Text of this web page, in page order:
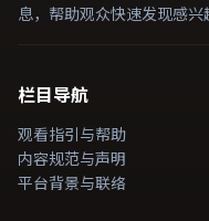
息，帮助观众快速发现感兴
栏目导航
观看指引与帮助
内容规范与声明
平台背景与联络